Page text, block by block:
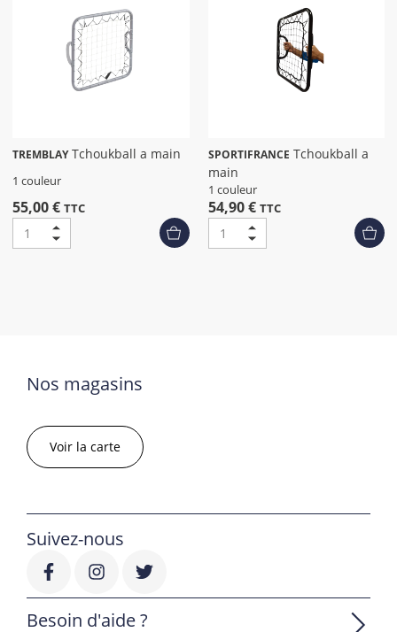
TREMBLAY Tchoukball a main
1 couleur
55,00 € TTC
SPORTIFRANCE
main
1 couleur
54,90 € TTC
Nos magasins
Voir la carte
Suivez-nous
Besoin d'aide ?